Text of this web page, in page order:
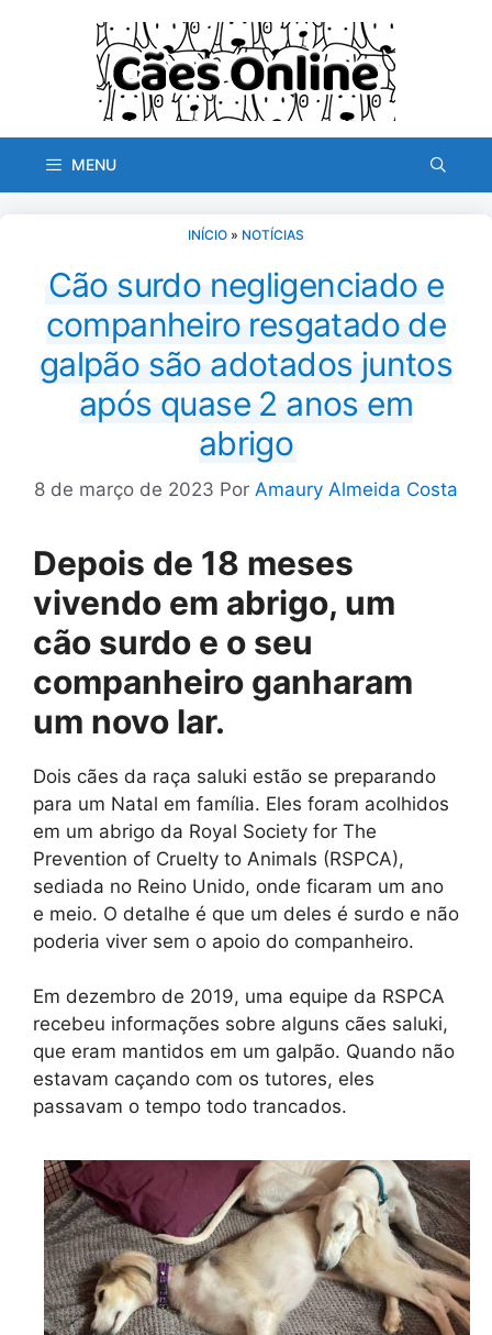
MENU
INÍCIO » NOTÍCIAS
Cão surdo negligenciado e
companheiro resgatado de
galpão são adotados juntos
após quase 2 anos em
abrigo
8 de março de 2023 Por Amaury Almeida Costa
Depois de 18 meses
vivendo em abrigo, um
cão surdo e o seu
companheiro ganharam
um novo lar.
Dois cães da raça saluki estão se preparando
para um Natal em família. Eles foram acolhidos
em um abrigo da Royal Society for The
Prevention of Cruelty to Animals (RSPCA),
sediada no Reino Unido, onde ficaram um ano
e meio. O detalhe é que um deles é surdo e não
poderia viver sem o apoio do companheiro.
Em dezembro de 2019, uma equipe da RSPCA
recebeu informações sobre alguns cães saluki,
que eram mantidos em um galpão. Quando não
estavam caçando com os tutores, eles
passavam o tempo todo trancados.